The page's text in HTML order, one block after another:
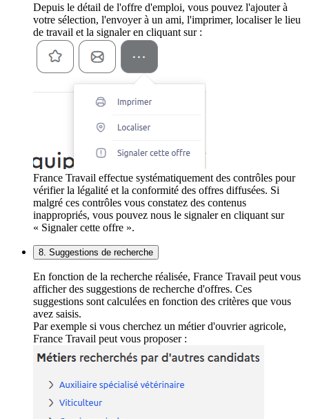
Depuis le détail de l'offre d'emploi, vous pouvez l'ajouter à
votre sélection, l'envoyer à un ami, l'imprimer, localiser le lieu
de travail et la signaler en cliquant sur :
France Travail effectue systématiquement des contrôles pour
vérifier la légalité et la conformité des offres diffusées. Si
malgré ces contrôles vous constatez des contenus
inappropriés, vous pouvez nous le signaler en cliquant sur
« Signaler cette offre ».
8. Suggestions de recherche
En fonction de la recherche réalisée, France Travail peut vous
afficher des suggestions de recherche d'offres. Ces
suggestions sont calculées en fonction des critères que vous
avez saisis.
Par exemple si vous cherchez un métier d'ouvrier agricole,
France Travail peut vous proposer :